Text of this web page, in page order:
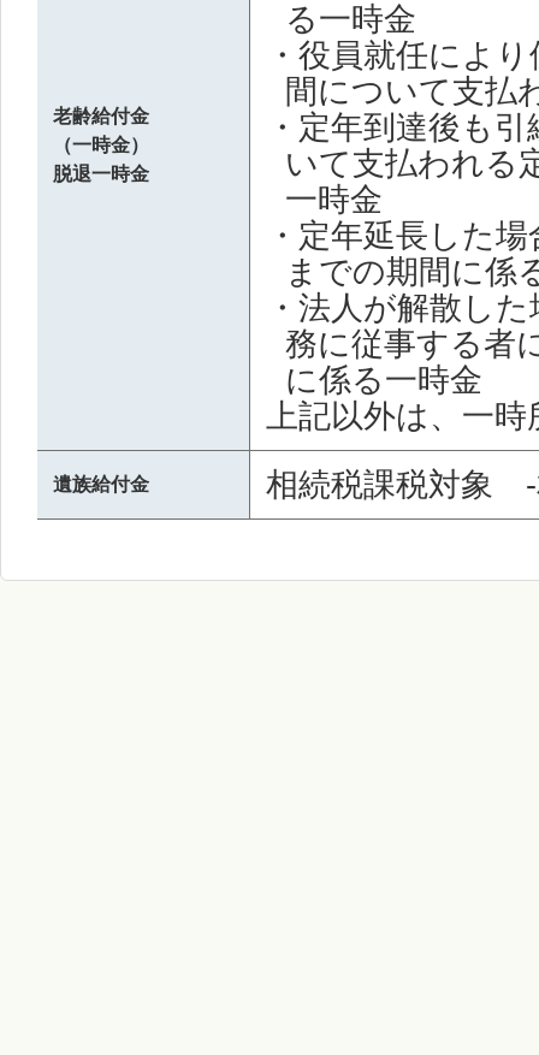
老齢給付金
（一時金）
脱退一時金
る一時金
・役員就任によ
間について支払
・定年到達後も
いて支払われる
一時金
・定年延長した
までの期間に係
・法人が解散し
務に従事する者
に係る一時金
上記以外は、一
遺族給付金 相続税課税対象 -